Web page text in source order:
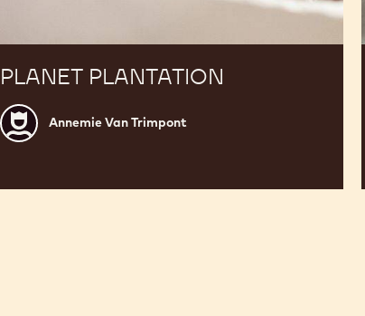
PLANET PLANTATION
Annemie
Van
Annemie Van Trimpont